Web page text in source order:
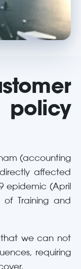
(accounting
affected
epidemic (April
of Training and
that we can not
requiring